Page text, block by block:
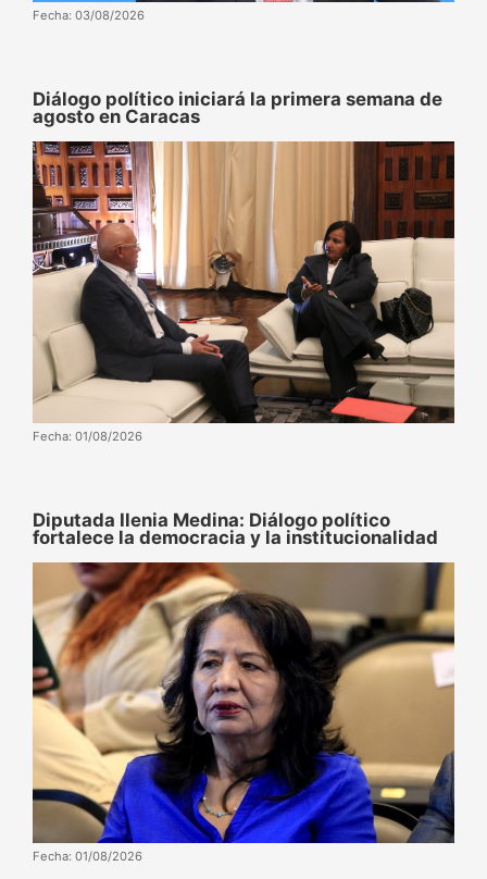
Fecha: 03/08/2026
Diálogo político iniciará la primera semana de
agosto en Caracas
Fecha: 01/08/2026
Diputada Ilenia Medina: Diálogo político
fortalece la democracia y la institucionalidad
Fecha: 01/08/2026